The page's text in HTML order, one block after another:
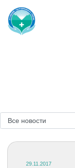
29.11.2017